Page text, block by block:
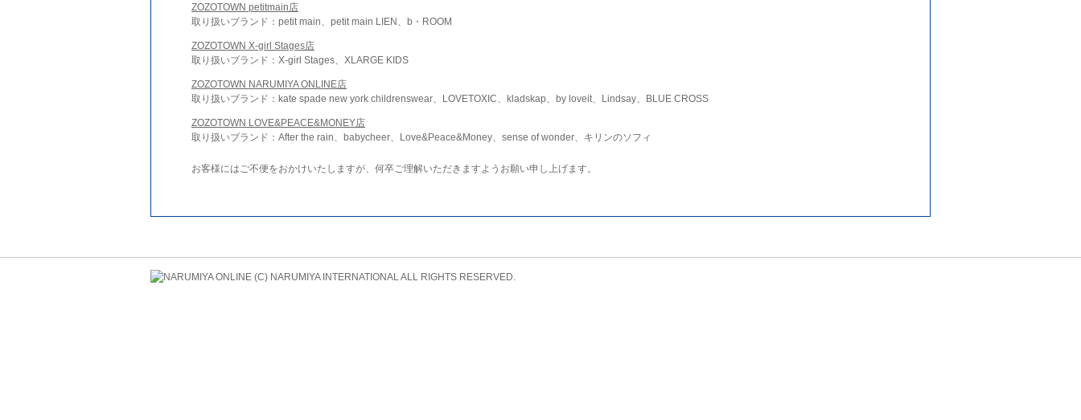
ZOZOTOWN petitmain店
取り扱いブランド：petit main、petit main LIEN、b・ROOM
ZOZOTOWN X-girl Stages店
取り扱いブランド：X-girl Stages、XLARGE KIDS
ZOZOTOWN NARUMIYA ONLINE店
取り扱いブランド：kate spade new york childrenswear、LOVETOXIC、kladskap、by loveit、Lindsay、BLUE CROSS
ZOZOTOWN LOVE&PEACE&MONEY店
取り扱いブランド：After the rain、babycheer、Love&Peace&Money、sense of wonder、キリンのソフィ
お客様にはご不便をおかけいたしますが、何卒ご理解いただきますようお願い申し上げます。